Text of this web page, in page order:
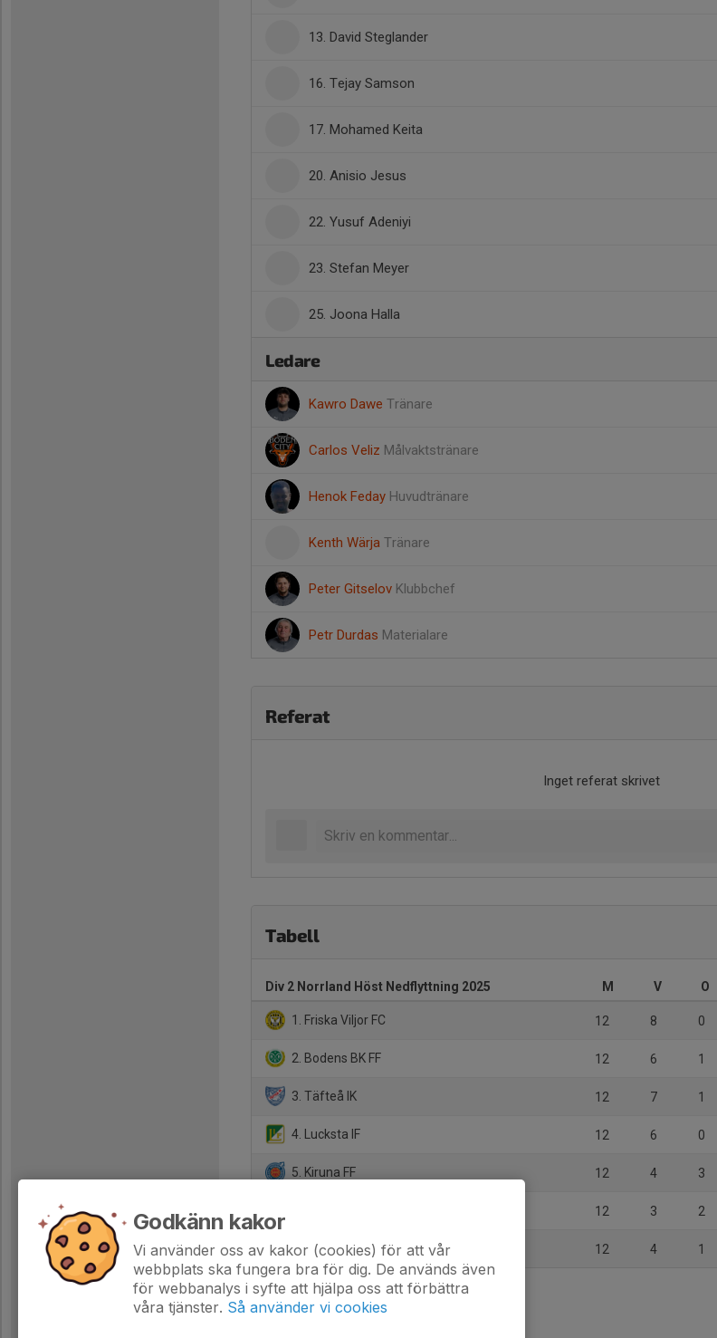
13. David Steglander
16. Tejay Samson
17. Mohamed Keita
20. Anisio Jesus
22. Yusuf Adeniyi
23. Stefan Meyer
25. Joona Halla
Ledare
Kawro Dawe Tränare
Carlos Veliz Målvaktstränare
Henok Feday Huvudtränare
Kenth Wärja Tränare
Peter Gitselov Klubbchef
Petr Durdas Materialare
Referat
Inget referat skrivet
Tabell
Div 2 Norrland Höst Nedflyttning 2025 M V O
1. Friska Viljor FC 12 8 0
2. Bodens BK FF 12 6 1
3. Täfteå IK 12 7 1
4. Lucksta IF 12 6 0
5. Kiruna FF 12 4 3
12 3 2
7. Boden City FC 12 4 1
Godkänn kakor
Vi använder oss av kakor (cookies) för att vår
webbplats ska fungera bra för dig. De används även
för webbanalys i syfte att hjälpa oss att förbättra
våra tjänster. Så använder vi cookies